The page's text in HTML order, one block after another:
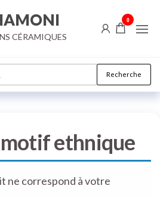
CÉRAMIQUES
0
Recherche
ethnique
ne correspond à votre